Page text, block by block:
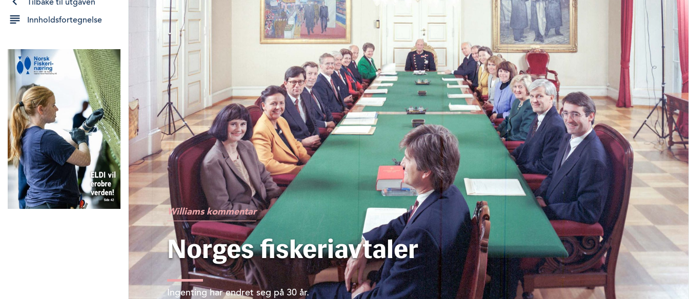
Tilbake til utgaven
Innholdsfortegnelse
Williams kommentar
Norges fiskeriavtaler
Ingenting har endret seg på 30 år.